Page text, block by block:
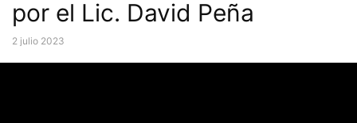
por el Lic. David Peña
2 julio 2023